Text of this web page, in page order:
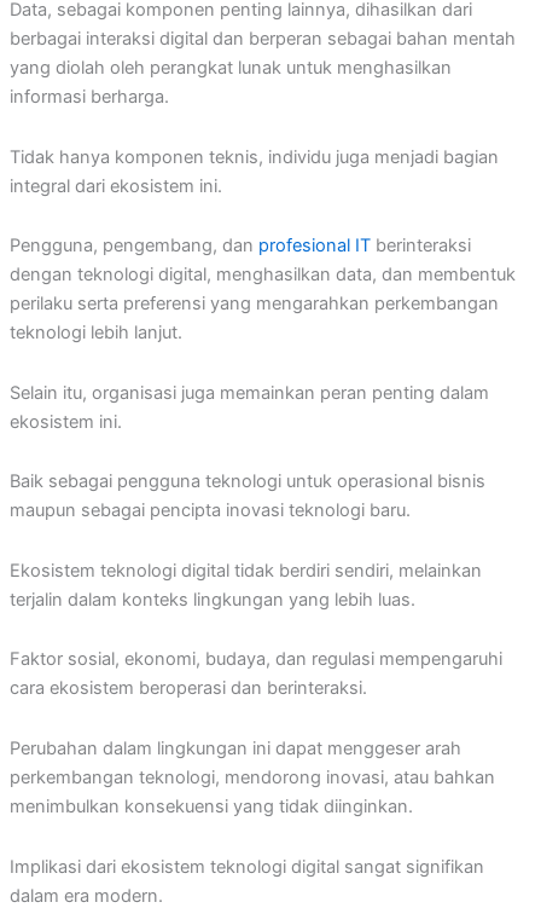
Data, sebagai komponen penting lainnya, dihasilkan dari
berbagai interaksi digital dan berperan sebagai bahan mentah
yang diolah oleh perangkat lunak untuk menghasilkan
informasi berharga.
Tidak hanya komponen teknis, individu juga menjadi bagian
integral dari ekosistem ini.
Pengguna, pengembang, dan profesional ITberinteraksi
dengan teknologi digital, menghasilkan data, dan membentuk
perilaku serta preferensi yang mengarahkan perkembangan
teknologi lebih lanjut.
Selain itu, organisasi juga memainkan peran penting dalam
ekosistem ini.
Baik sebagai pengguna teknologi untuk operasional bisnis
maupun sebagai pencipta inovasi teknologi baru.
Ekosistem teknologi digital tidak berdiri sendiri, melainkan
terjalin dalam konteks lingkungan yang lebih luas.
Faktor sosial, ekonomi, budaya, dan regulasi mempengaruhi
cara ekosistem beroperasi dan berinteraksi.
Perubahan dalam lingkungan ini dapat menggeser arah
perkembangan teknologi, mendorong inovasi, atau bahkan
menimbulkan konsekuensi yang tidak diinginkan.
Implikasi dari ekosistem teknologi digital sangat signifikan
dalam era modern.